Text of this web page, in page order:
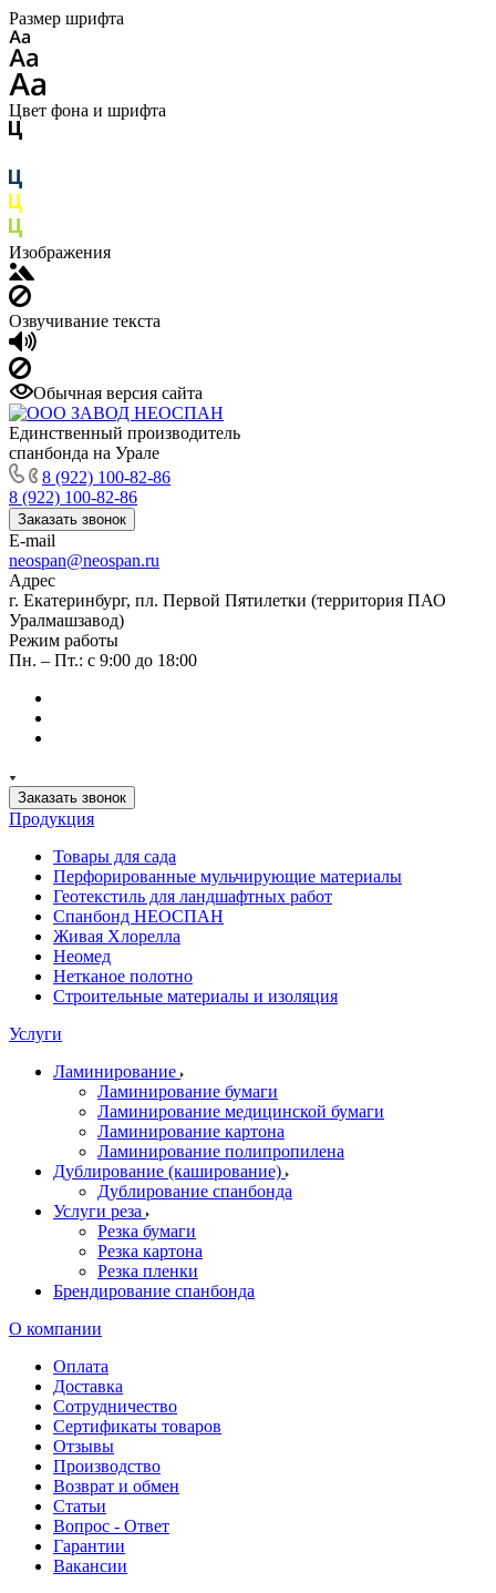
Размер шрифта
Цвет фона и шрифта
Изображения
Озвучивание текста
Обычная версия сайта
Единственный производитель
спанбонда на Урале
8 (922) 100-82-86
8 (922) 100-82-86
Заказать звонок
E-mail
neospan@neospan.ru
Адрес
г. Екатеринбург, пл. Первой Пятилетки (территория ПАО
Уралмашзавод)
Режим работы
Пн. – Пт.: с 9:00 до 18:00
Заказать звонок
Продукция
Товары для сада
Перфорированные мульчирующие материалы
Геотекстиль для ландшафтных работ
Спанбонд НЕОСПАН
Живая Хлорелла
Нeомед
Нетканое полотно
Строительные материалы и изоляция
Услуги
Ламинирование
Ламинирование бумаги
Ламинирование медицинской бумаги
Ламинирование картона
Ламинирование полипропилена
Дублирование (каширование)
Дублирование спанбонда
Услуги реза
Резка бумаги
Резка картона
Резка пленки
Брендирование спанбонда
О компании
Оплата
Доставка
Сотрудничество
Сертификаты товаров
Отзывы
Производство
Возврат и обмен
Статьи
Вопрос - Ответ
Гарантии
Вакансии